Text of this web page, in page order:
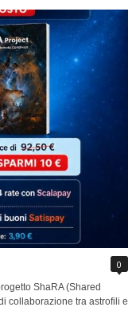
0
ShaRA (Shared
collaborazione tra astrofili e